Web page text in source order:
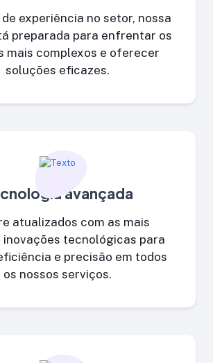
de experiência no setor, nossa
preparada para enfrentar os
mais complexos e oferecer
soluções eficazes.
avançada
atualizados com as mais
tecnológicas para
e precisão em todos
os nossos serviços.